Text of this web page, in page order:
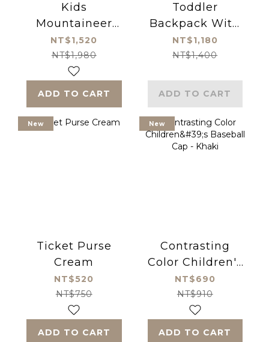
Kids
Mountaineer
Backpack , Blue
Star Camouflage
NT$1,520
NT$1,980
ADD TO CART
Toddler
Backpack With
Safety Leash ,
Puppy
NT$1,180
NT$1,400
ADD TO CART
New
Ticket Purse
Cream
NT$520
NT$750
ADD TO CART
New
Contrasting
Color Children's
Baseball Cap -
Khaki
NT$690
NT$910
ADD TO CART